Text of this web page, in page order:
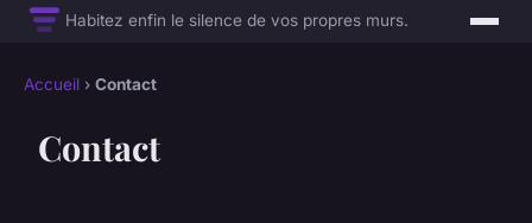
Habitez enfin le silence de vos propres murs.
Accueil › Contact
Contact